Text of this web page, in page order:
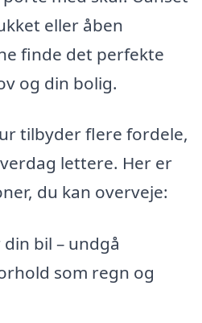
eller åben
finde det perfekte
og din bolig.
tilbyder flere fordele,
lettere. Her er
du kan overveje:
bil – undgå
som regn og